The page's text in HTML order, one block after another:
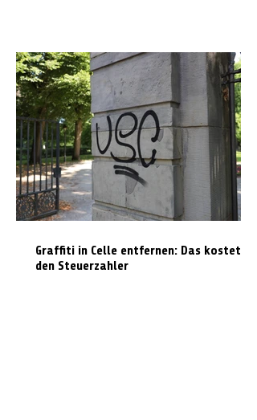
Graffiti in Celle entfernen: Das kostet es
den Steuerzahler